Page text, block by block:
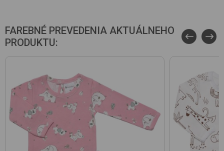
FAREBNÉ PREVEDENIA AKTUÁLNEHO
PRODUKTU: